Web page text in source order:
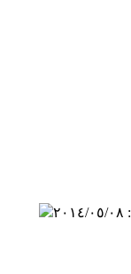
: ٢٠١٤/٠٥/٠٨